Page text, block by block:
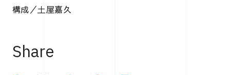
構成／土屋嘉久
Share